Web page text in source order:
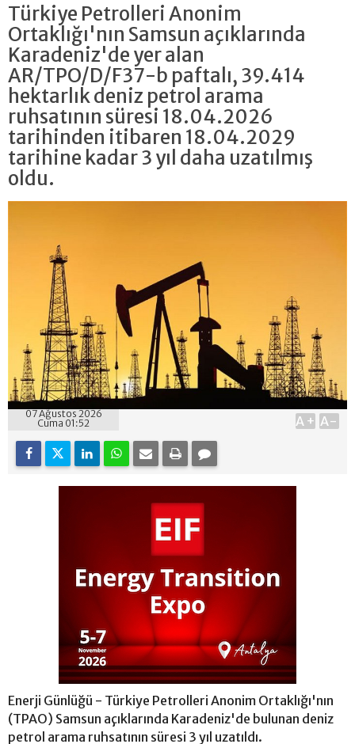
Türkiye Petrolleri Anonim
Ortaklığı'nın Samsun açıklarında
Karadeniz'de yer alan
AR/TPO/D/F37-b paftalı, 39.414
hektarlık deniz petrol arama
ruhsatının süresi 18.04.2026
tarihinden itibaren 18.04.2029
tarihine kadar 3 yıl daha uzatılmış
oldu.
07 Ağustos 2026
Cuma 01:52
A+ A-
Enerji Günlüğü - Türkiye Petrolleri Anonim Ortaklığı'nın
(TPAO) Samsun açıklarında Karadeniz'de bulunan deniz
petrol arama ruhsatının süresi 3 yıl uzatıldı.